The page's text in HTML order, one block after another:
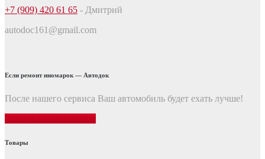
+7 (909) 420 61 65 - Дмитрий
autodoc161@gmail.com
Если ремонт иномарок — Автодок
После нашего сервиса Ваш автомобиль будет ехать лучше!
Товары